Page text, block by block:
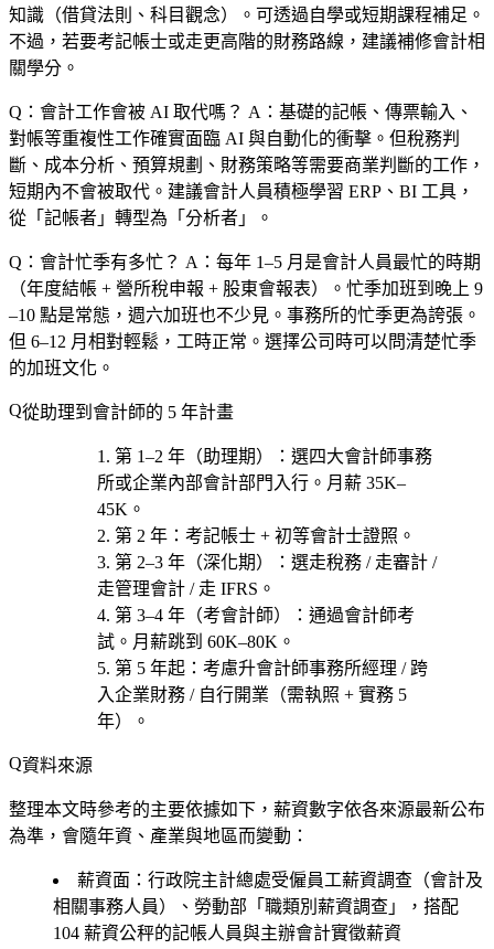
知識（借貸法則、科目觀念）。可透過自學或短期課程補足。
不過，若要考記帳士或走更高階的財務路線，建議補修會計相
關學分。
Q：會計工作會被 AI 取代嗎？ A：基礎的記帳、傳票輸入、
對帳等重複性工作確實面臨 AI 與自動化的衝擊。但稅務判
斷、成本分析、預算規劃、財務策略等需要商業判斷的工作，
短期內不會被取代。建議會計人員積極學習 ERP、BI 工具，
從「記帳者」轉型為「分析者」。
Q：會計忙季有多忙？ A：每年 1–5 月是會計人員最忙的時期
（年度結帳 + 營所稅申報 + 股東會報表）。忙季加班到晚上 9
–10 點是常態，週六加班也不少見。事務所的忙季更為誇張。
但 6–12 月相對輕鬆，工時正常。選擇公司時可以問清楚忙季
的加班文化。
從助理到會計師的 5 年計畫
第 1–2 年（助理期） ：選四大會計師事務
所或企業內部會計部門 入行。月薪 35K–
45K。
第 2 年 ：考記帳士 + 初等會計士證照。
第 2–3 年（深化期）
：選走稅務 / 走審計 /
走管理會計 / 走 IFRS 。
第 3–4 年（考會計師）
：通過會計師考
試。月薪跳到 60K–80K。
第 5 年起 ：考慮升會計師事務所經理 / 跨
入企業財務 / 自行開業（需執照 + 實務 5
年）
。
資料來源
整理本文時參考的主要依據如下，薪資數字依各來源最新公布
為準，會隨年資、產業與地區而變動：
薪資面：行政院主計總處受僱員工薪資調查（會計及
相關事務人員）、勞動部「職類別薪資調查」，搭配
104 薪資公秤的記帳人員與主辦會計實徵薪資